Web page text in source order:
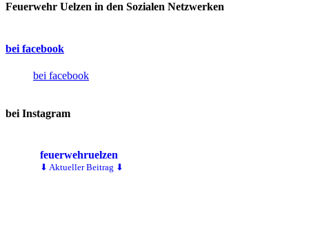
Feuerwehr Uelzen in den Sozialen Netzwerken
bei facebook
bei facebook
bei Instagram
feuerwehruelzen
⬇ Aktueller Beitrag ⬇